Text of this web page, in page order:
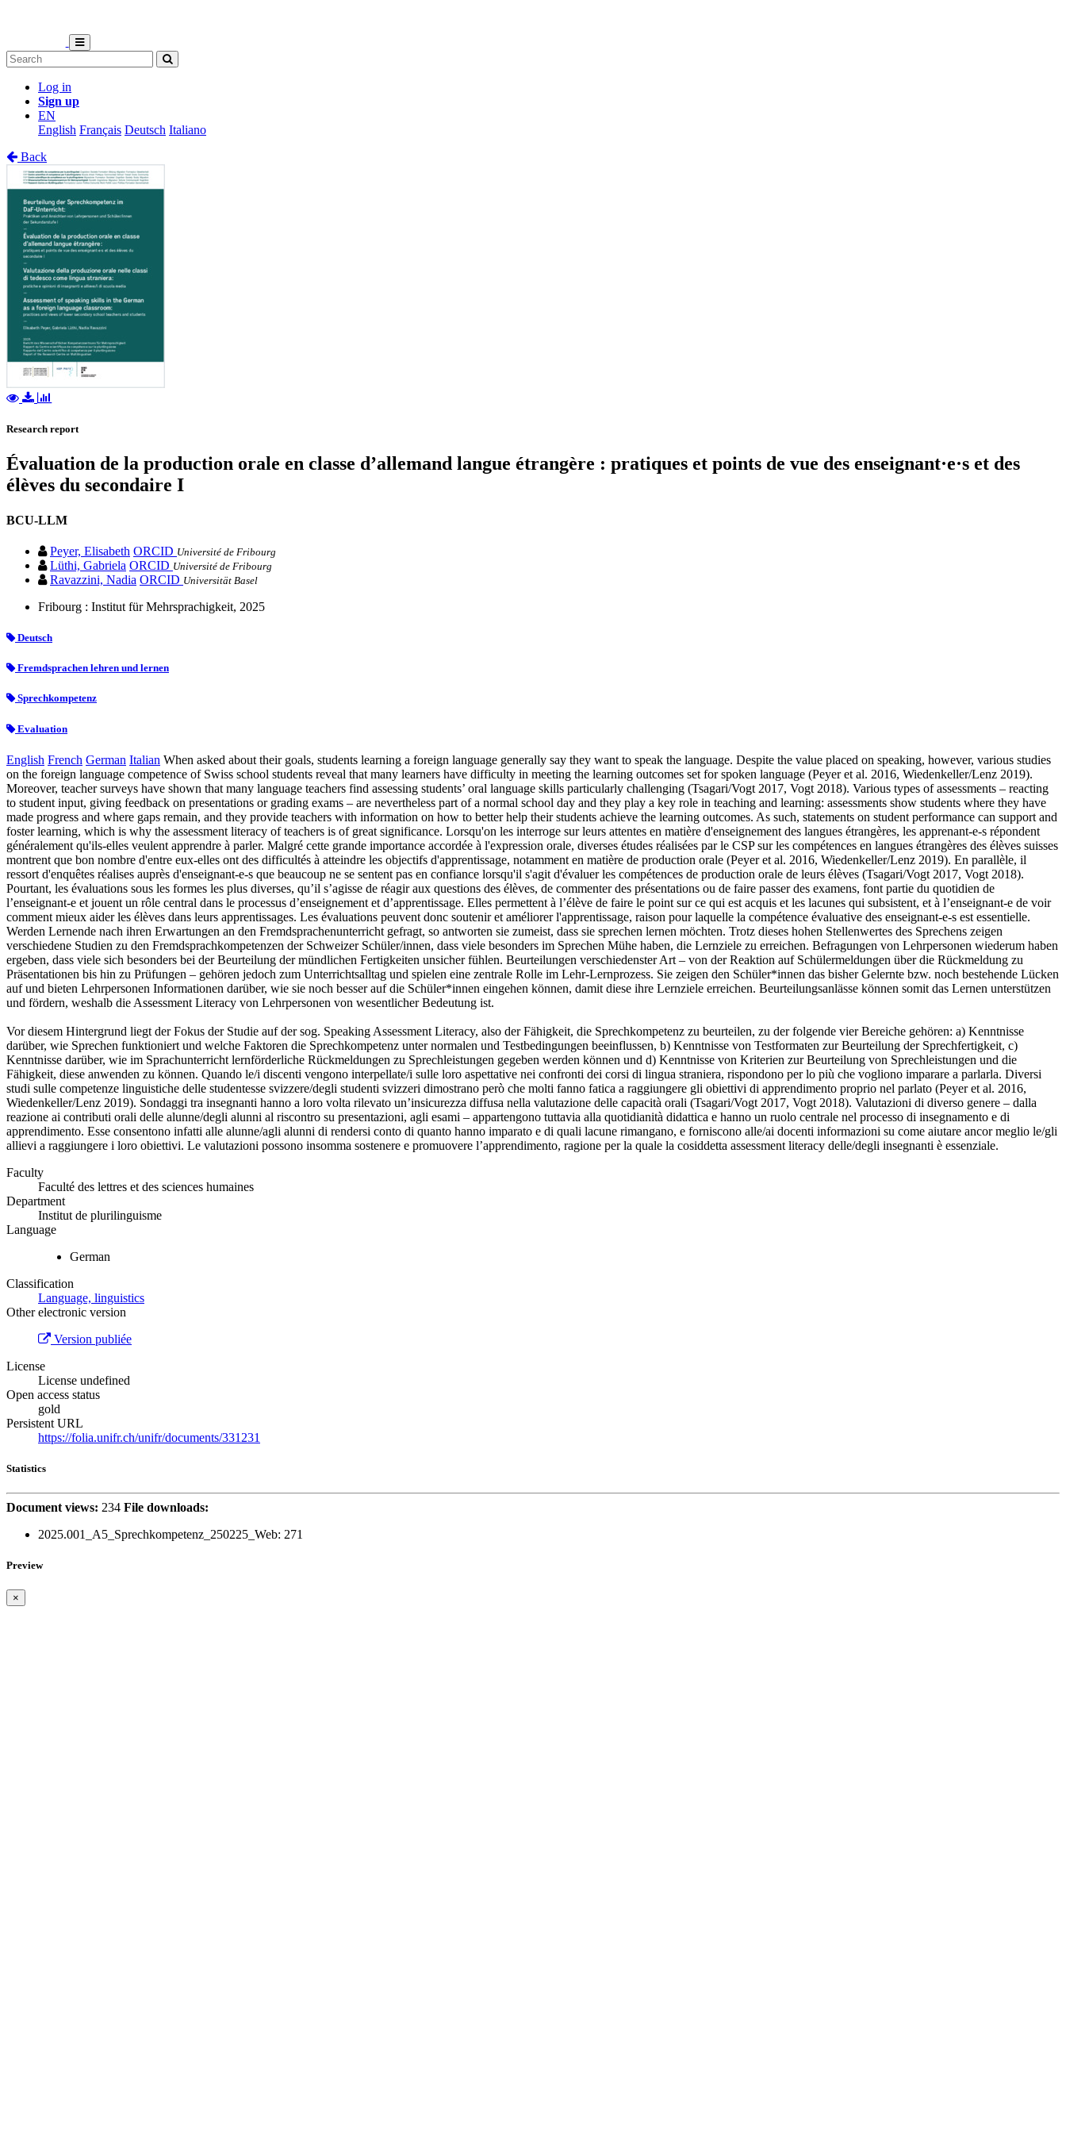
Log in
Sign up
EN
English Français Deutsch Italiano
Back
Research report
Évaluation de la production orale en classe d’allemand langue étrangère : pratiques et points de vue des enseignant·e·s et des
élèves du secondaire I
BCU-LLM
Peyer, Elisabeth ORCID Université de Fribourg
Lüthi, Gabriela ORCID Université de Fribourg
Ravazzini, Nadia ORCID Universität Basel
Fribourg : Institut für Mehrsprachigkeit, 2025
Deutsch
Fremdsprachen lehren und lernen
Sprechkompetenz
Evaluation
English French German Italian When asked about their goals, students learning a foreign language generally say they want to speak the language. Despite the value placed on speaking, however, various studies
on the foreign language competence of Swiss school students reveal that many learners have difficulty in meeting the learning outcomes set for spoken language (Peyer et al. 2016, Wiedenkeller/Lenz 2019).
Moreover, teacher surveys have shown that many language teachers find assessing students’ oral language skills particularly challenging (Tsagari/Vogt 2017, Vogt 2018). Various types of assessments – reacting
to student input, giving feedback on presentations or grading exams – are nevertheless part of a normal school day and they play a key role in teaching and learning: assessments show students where they have
made progress and where gaps remain, and they provide teachers with information on how to better help their students achieve the learning outcomes. As such, statements on student performance can support and
foster learning, which is why the assessment literacy of teachers is of great significance. Lorsqu'on les interroge sur leurs attentes en matière d'enseignement des langues étrangères, les apprenant-e-s répondent
généralement qu'ils-elles veulent apprendre à parler. Malgré cette grande importance accordée à l'expression orale, diverses études réalisées par le CSP sur les compétences en langues étrangères des élèves suisses
montrent que bon nombre d'entre eux-elles ont des difficultés à atteindre les objectifs d'apprentissage, notamment en matière de production orale (Peyer et al. 2016, Wiedenkeller/Lenz 2019). En parallèle, il
ressort d'enquêtes réalises auprès d'enseignant-e-s que beaucoup ne se sentent pas en confiance lorsqu'il s'agit d'évaluer les compétences de production orale de leurs élèves (Tsagari/Vogt 2017, Vogt 2018).
Pourtant, les évaluations sous les formes les plus diverses, qu’il s’agisse de réagir aux questions des élèves, de commenter des présentations ou de faire passer des examens, font partie du quotidien de
l’enseignant-e et jouent un rôle central dans le processus d’enseignement et d’apprentissage. Elles permettent à l’élève de faire le point sur ce qui est acquis et les lacunes qui subsistent, et à l’enseignant-e de voir
comment mieux aider les élèves dans leurs apprentissages. Les évaluations peuvent donc soutenir et améliorer l'apprentissage, raison pour laquelle la compétence évaluative des enseignant-e-s est essentielle.
Werden Lernende nach ihren Erwartungen an den Fremdsprachenunterricht gefragt, so antworten sie zumeist, dass sie sprechen lernen möchten. Trotz dieses hohen Stellenwertes des Sprechens zeigen
verschiedene Studien zu den Fremdsprachkompetenzen der Schweizer Schüler/innen, dass viele besonders im Sprechen Mühe haben, die Lernziele zu erreichen. Befragungen von Lehrpersonen wiederum haben
ergeben, dass viele sich besonders bei der Beurteilung der mündlichen Fertigkeiten unsicher fühlen. Beurteilungen verschiedenster Art – von der Reaktion auf Schülermeldungen über die Rückmeldung zu
Präsentationen bis hin zu Prüfungen – gehören jedoch zum Unterrichtsalltag und spielen eine zentrale Rolle im Lehr-Lernprozess. Sie zeigen den Schüler*innen das bisher Gelernte bzw. noch bestehende Lücken
auf und bieten Lehrpersonen Informationen darüber, wie sie noch besser auf die Schüler*innen eingehen können, damit diese ihre Lernziele erreichen. Beurteilungsanlässe können somit das Lernen unterstützen
und fördern, weshalb die Assessment Literacy von Lehrpersonen von wesentlicher Bedeutung ist.
Vor diesem Hintergrund liegt der Fokus der Studie auf der sog. Speaking Assessment Literacy, also der Fähigkeit, die Sprechkompetenz zu beurteilen, zu der folgende vier Bereiche gehören: a) Kenntnisse
darüber, wie Sprechen funktioniert und welche Faktoren die Sprechkompetenz unter normalen und Testbedingungen beeinflussen, b) Kenntnisse von Testformaten zur Beurteilung der Sprechfertigkeit, c)
Kenntnisse darüber, wie im Sprachunterricht lernförderliche Rückmeldungen zu Sprechleistungen gegeben werden können und d) Kenntnisse von Kriterien zur Beurteilung von Sprechleistungen und die
Fähigkeit, diese anwenden zu können. Quando le/i discenti vengono interpellate/i sulle loro aspettative nei confronti dei corsi di lingua straniera, rispondono per lo più che vogliono imparare a parlarla. Diversi
studi sulle competenze linguistiche delle studentesse svizzere/degli studenti svizzeri dimostrano però che molti fanno fatica a raggiungere gli obiettivi di apprendimento proprio nel parlato (Peyer et al. 2016,
Wiedenkeller/Lenz 2019). Sondaggi tra insegnanti hanno a loro volta rilevato un’insicurezza diffusa nella valutazione delle capacità orali (Tsagari/Vogt 2017, Vogt 2018). Valutazioni di diverso genere – dalla
reazione ai contributi orali delle alunne/degli alunni al riscontro su presentazioni, agli esami – appartengono tuttavia alla quotidianità didattica e hanno un ruolo centrale nel processo di insegnamento e di
apprendimento. Esse consentono infatti alle alunne/agli alunni di rendersi conto di quanto hanno imparato e di quali lacune rimangano, e forniscono alle/ai docenti informazioni su come aiutare ancor meglio le/gli
allievi a raggiungere i loro obiettivi. Le valutazioni possono insomma sostenere e promuovere l’apprendimento, ragione per la quale la cosiddetta assessment literacy delle/degli insegnanti è essenziale.
Faculty
Faculté des lettres et des sciences humaines
Department
Institut de plurilinguisme
Language
German
Classification
Language, linguistics
Other electronic version
Version publiée
License
License undefined
Open access status
gold
Persistent URL
https://folia.unifr.ch/unifr/documents/331231
Statistics
Document views: 234 File downloads:
2025.001_A5_Sprechkompetenz_250225_Web: 271
Preview
×